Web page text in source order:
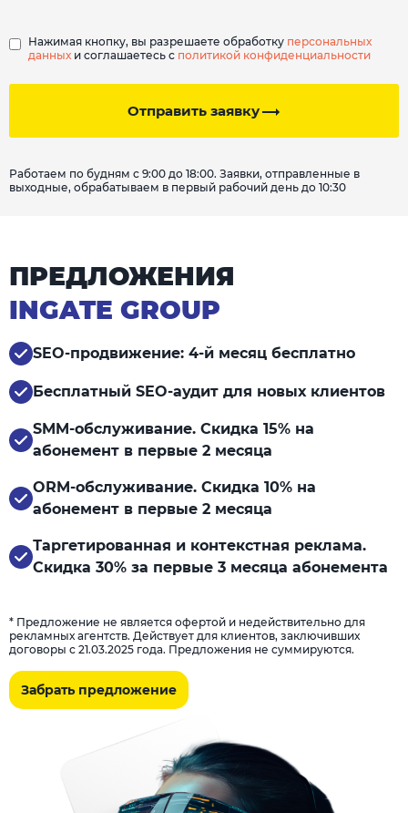
Отправить заявку
Нажимая кнопку, вы разрешаете обработку персональных
данных и соглашаетесь с политикой конфиденциальности
Работаем по будням с 9:00 до 18:00. Заявки, отправленные в
выходные, обрабатываем в первый рабочий день до 10:30
ПРЕДЛОЖЕНИЯ
INGATE GROUP
SEO-продвижение: 4-й месяц бесплатно
Бесплатный SEO-аудит для новых клиентов
SMM-обслуживание. Скидка 15% на
абонемент в первые 2 месяца
ORM-обслуживание. Скидка 10% на
абонемент в первые 2 месяца
Таргетированная и контекстная реклама.
Скидка 30% за первые 3 месяца абонемента
* Предложение не является офертой и недействительно для
рекламных агентств. Действует для клиентов, заключивших
договоры с 21.03.2025 года. Предложения не суммируются.
Забрать предложение